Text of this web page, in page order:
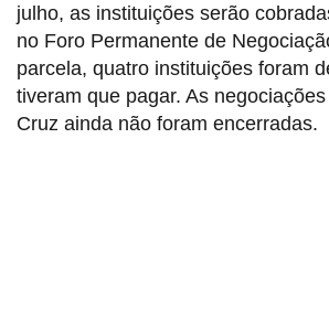
julho, as instituições serão
no Foro Permanente de
parcela, quatro instituições foram
tiveram que pagar. As
Cruz ainda não foram encerradas.